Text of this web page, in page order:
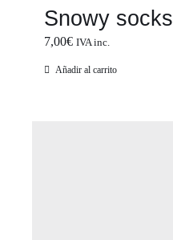
Snowy socks
7,00€ IVA inc.
Añadir al carrito